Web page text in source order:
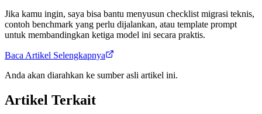
Jika kamu ingin, saya bisa bantu menyusun checklist migrasi teknis,
contoh benchmark yang perlu dijalankan, atau template prompt
untuk membandingkan ketiga model ini secara praktis.
Baca Artikel Selengkapnya
Anda akan diarahkan ke sumber asli artikel ini.
Artikel Terkait